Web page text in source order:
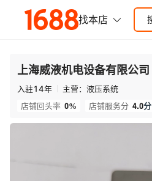
上海威液机电设备有限公司
入驻14年 主营： 液压系统
店铺回头率 0% 店铺服务分 4.0分